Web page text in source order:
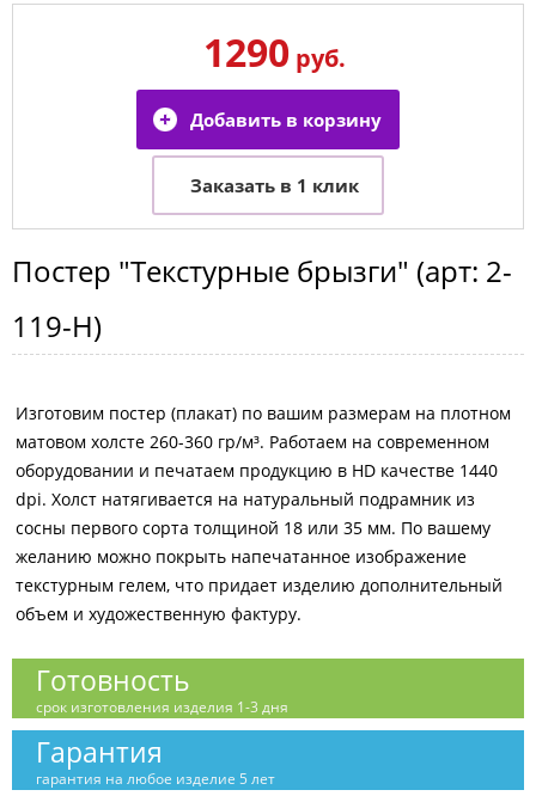
1290руб.
Постер "Текстурные брызги" (арт: 2-
119-H)
Изготовим постер (плакат) по вашим размерам на плотном
матовом холсте 260-360 гр/м³. Работаем на современном
оборудовании и печатаем продукцию в HD качестве 1440
dpi. Холст натягивается на натуральный подрамник из
сосны первого сорта толщиной 18 или 35 мм. По вашему
желанию можно покрыть напечатанное изображение
текстурным гелем, что придает изделию дополнительный
объем и художественную фактуру.
Готовность
срок изготовления изделия 1-3 дня
Гарантия
гарантия на любое изделие 5 лет